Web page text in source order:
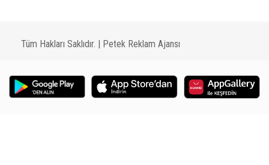
Tüm Hakları Saklıdır. | Petek Reklam Ajansı